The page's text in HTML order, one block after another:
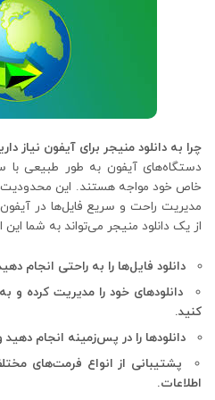
چرا به دانلود منیجر برای آیفون نیاز
خاص خود مواجه هستند. این
مدیریت راحت و سریع فایل‌ها در آیفون
از یک دانلود منیجر می‌تواند به شما این
دانلود فایل‌ها را به راحتی انجام
دانلودهای خود را مدیریت کرده
کنید.
دانلودها را در پس‌زمینه انجام
پشتیبانی از انواع فرمت‌های
اطلاعات.